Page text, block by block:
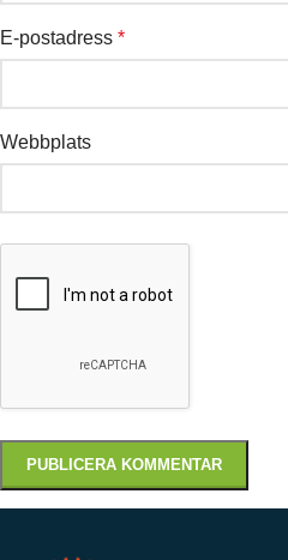
E-postadress *
Webbplats